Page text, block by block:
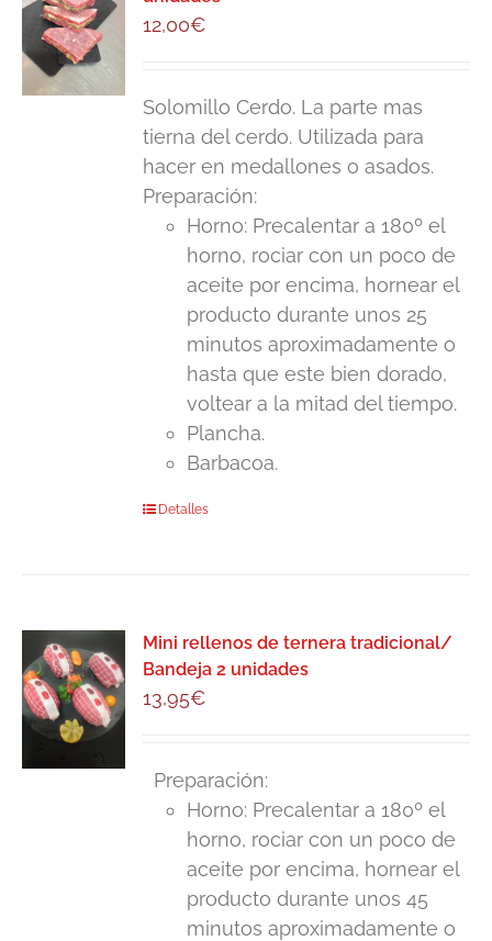
12,00€
Solomillo Cerdo. La parte mas
tierna del cerdo. Utilizada para
hacer en medallones o asados.
Preparación:
Horno: Precalentar a 180º el
horno, rociar con un poco de
aceite por encima, hornear el
producto durante unos 25
minutos aproximadamente o
hasta que este bien dorado,
voltear a la mitad del tiempo.
Plancha.
Barbacoa.
Detalles
Mini rellenos de ternera tradicional/
Bandeja 2 unidades
13,95€
Preparación:
Horno: Precalentar a 180º el
horno, rociar con un poco de
aceite por encima, hornear el
producto durante unos 45
minutos aproximadamente o